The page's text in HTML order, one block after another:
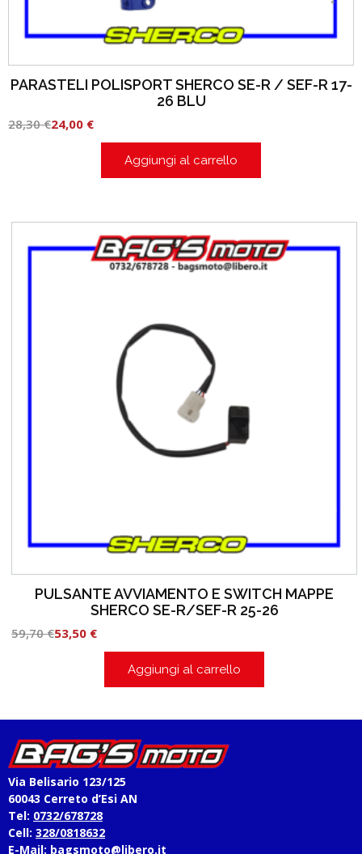
PARASTELI POLISPORT SHERCO SE-R / SEF-R 17-
26 BLU
28,30€24,00 €
Aggiungi al carrello
PULSANTE AVVIAMENTO E SWITCH MAPPE
SHERCO SE-R/SEF-R 25-26
59,70€53,50 €
Aggiungi al carrello
Via Belisario 123/125
60043 Cerreto d’Esi AN
Tel: 0732/678728
Cell: 328/0818632
E-Mail: bagsmoto@libero.it